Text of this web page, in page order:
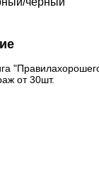
от 30шт.